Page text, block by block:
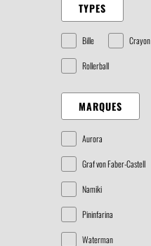
TYPES
Bille Crayon
Rollerball
MARQUES
Aurora
Graf von Faber-Castell
Namiki
Pininfarina
Waterman